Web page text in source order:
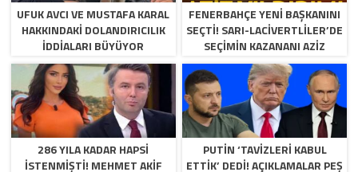
UFUK AVCI VE MUSTAFA KARAL
HAKKINDAKI DOLANDIRICILIK
İDDIALARI BÜYÜYOR
FENERBAHÇE YENI BAŞKANINI
SEÇTI! SARI-LACIVERTLILER’DE
SEÇIMIN KAZANANI AZIZ
YILDIRIM OLDU
286 YILA KADAR HAPSI
ISTENMIŞTI! MEHMET AKIF
PUTIN ‘TAVIZLERI KABUL
ETTIK’ DEDI! AÇIKLAMALAR PEŞ